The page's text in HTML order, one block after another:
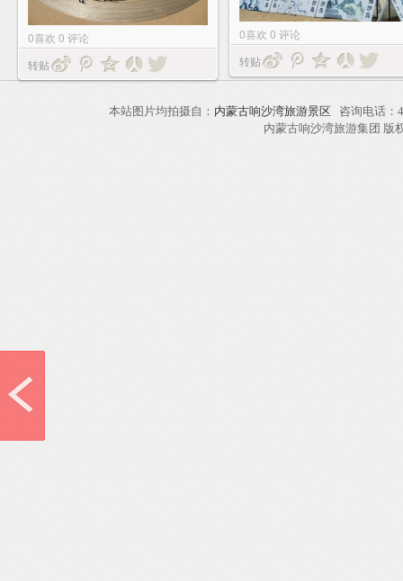
0喜欢 0 评论
转贴
0喜欢 0 评论
转贴
本站图片均拍摄自： 内蒙古响沙湾旅游景区 咨询电话
内蒙古响沙湾旅游集团